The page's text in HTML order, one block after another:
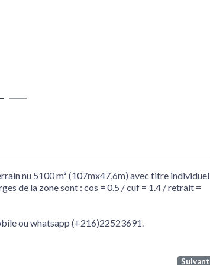
nu 5100 m² (107mx47,6m) avec titre individuel
de la zone sont : cos = 0.5 / cuf = 1.4 / retrait =
ou whatsapp (+216)22523691.
Suivant